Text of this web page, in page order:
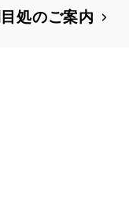
処のご案内